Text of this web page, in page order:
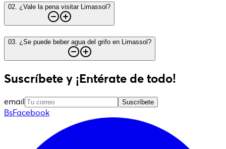
02. ¿Vale la pena visitar Limassol?
03 ¿Se puede beber agua del grifo en Limassol?
Suscríbete y ¡Entérate de todo!
email Suscríbete
BsFacebook